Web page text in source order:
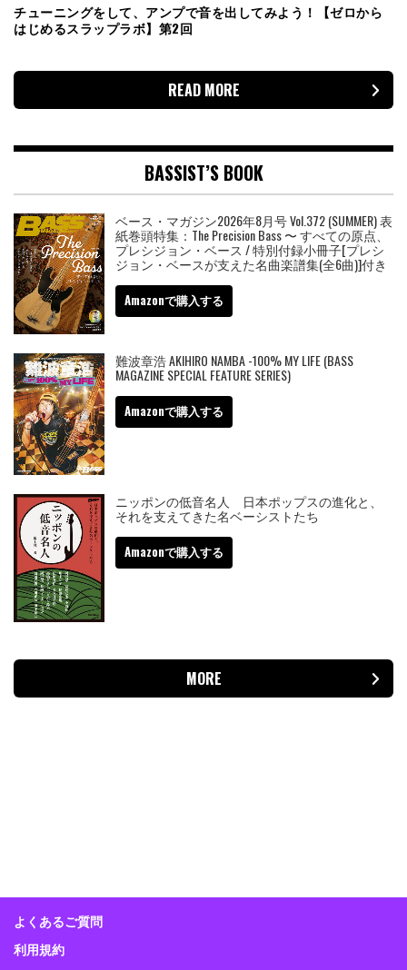
チューニングをして、アンプで音を出してみよう！【ゼロから
はじめるスラップラボ】第2回
READ MORE
BASSIST’S BOOK
ベース・マガジン2026年8月号 Vol.372 (SUMMER) 表
紙巻頭特集：The Precision Bass 〜 すべての原点、
プレシジョン・ベース / 特別付録小冊子[プレシ
ジョン・ベースが支えた名曲楽譜集(全6曲)]付き
Amazonで購入する
難波章浩 AKIHIRO NAMBA -100% MY LIFE (BASS
MAGAZINE SPECIAL FEATURE SERIES)
Amazonで購入する
ニッポンの低音名人 日本ポップスの進化と、
それを支えてきた名ベーシストたち
Amazonで購入する
MORE
よくあるご質問
利用規約